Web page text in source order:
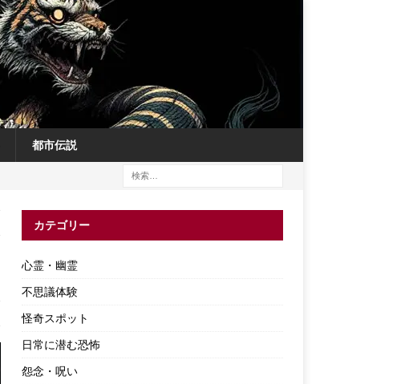
都市伝説
カテゴリー
心霊・幽霊
不思議体験
怪奇スポット
日常に潜む恐怖
怨念・呪い